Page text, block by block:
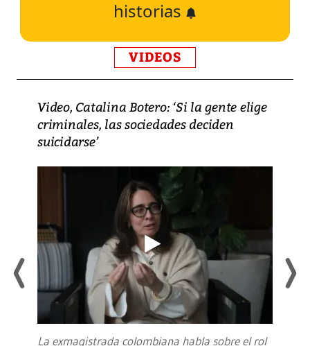
historias
VIDEOS
Video, Catalina Botero: ‘Si la gente elige
criminales, las sociedades deciden
suicidarse’
La exmagistrada colombiana habla sobre el rol